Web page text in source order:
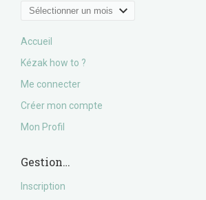
Archives
Accueil
Kézak how to ?
Me connecter
Créer mon compte
Mon Profil
Gestion…
Inscription